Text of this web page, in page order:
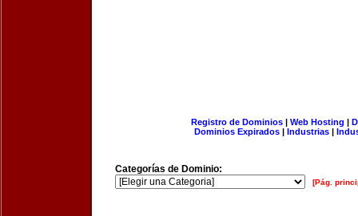
Registro de Dominios| Web Hosting |
Dominios Expirados | Industrias |
Categorías de Dominio:
[Pág.